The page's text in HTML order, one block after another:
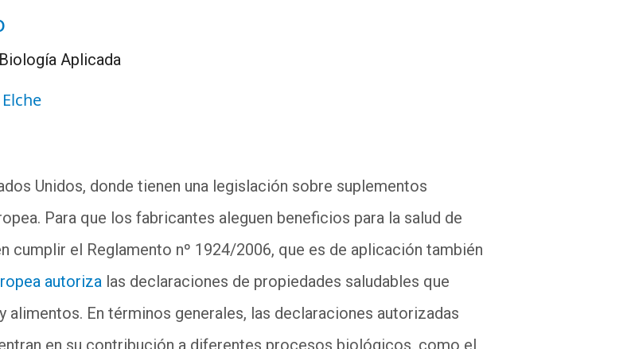
Aplicada
Unidos, donde tienen una legislación sobre suplementos
Para que los fabricantes aleguen beneficios para la salud de
cumplir el Reglamento nº 1924/2006, que es de aplicación también
autoriza las declaraciones de propiedades saludables que
alimentos. En términos generales, las declaraciones autorizadas
en su contribución a diferentes procesos biológicos, como el